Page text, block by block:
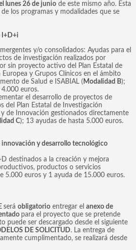
lunes 26 de junio de este mismo año. Esta
los programas y modalidades que se
I+D+i
y/o consolidados: Ayudas para el
de investigación realizados por
sin proyecto activo del Plan Estatal de
Europea y Grupos Clínicos en el ámbito
de Salud e ISABIAL ( Modalidad B);
euros.
el desarrollo de proyectos de
del Plan Estatal de Investigación
de Innovación gestionados directamente
C); 13 ayudas de hasta 5.000 euros.
innovación y desarrollo tecnológico
destinados a la creación y mejora
productos o servicios
5.000 euros y 1 ayuda de 15.000 euros.
E será obligatorio entregar el anexo de
para el proyecto que se pretende
puede ser descargado desde el siguiente
DE SOLICITUD. La entrega de
cumplimentado, se realizará desde